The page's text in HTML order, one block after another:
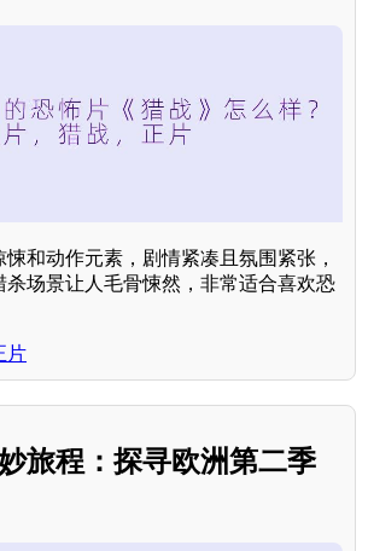
悚和动作元素，剧情紧凑且氛围紧张，
杀场景让人毛骨悚然，非常适合喜欢恐
片
旅程：探寻欧洲第二季